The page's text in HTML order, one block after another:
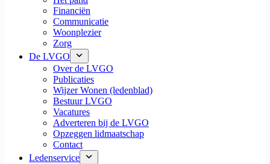
Financiën
Communicatie
Woonplezier
Zorg
De LVGO
Over de LVGO
Publicaties
Wijzer Wonen (ledenblad)
Bestuur LVGO
Vacatures
Adverteren bij de LVGO
Opzeggen lidmaatschap
Contact
Ledenservice